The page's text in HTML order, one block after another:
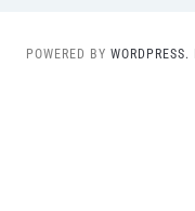
POWERED BY WORDPRESS.